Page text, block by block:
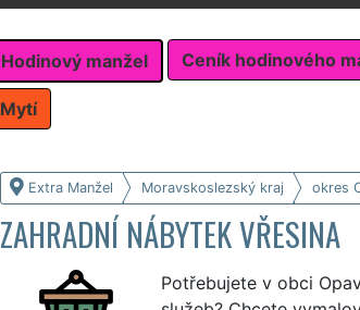
Hodinový manžel Ceník hodinového
Mytí
Extra Manžel Moravskoslezský kraj okres
ZAHRADNÍ NÁBYTEK VŘESINA
Potřebujete v obci